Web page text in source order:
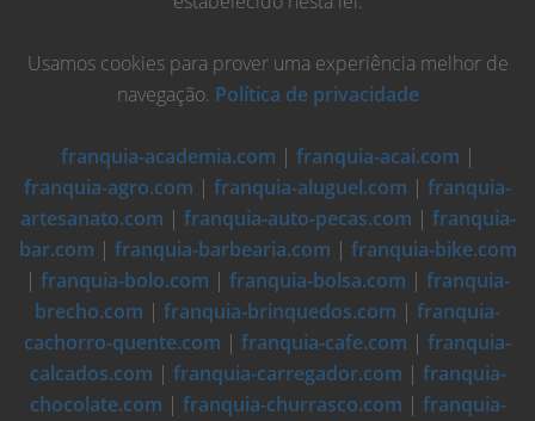
Usamos cookies para prover uma experiência melhor de
navegação. Política de privacidade
franquia-academia.com | franquia-acai.com |
franquia-agro.com | franquia-aluguel.com | franquia-
artesanato.com | franquia-auto-pecas.com | franquia-
bar.com | franquia-barbearia.com | franquia-bike.com
| franquia-bolo.com | franquia-bolsa.com | franquia-
brecho.com | franquia-brinquedos.com | franquia-
cachorro-quente.com | franquia-cafe.com | franquia-
calcados.com | franquia-carregador.com | franquia-
chocolate.com | franquia-churrasco.com | franquia-